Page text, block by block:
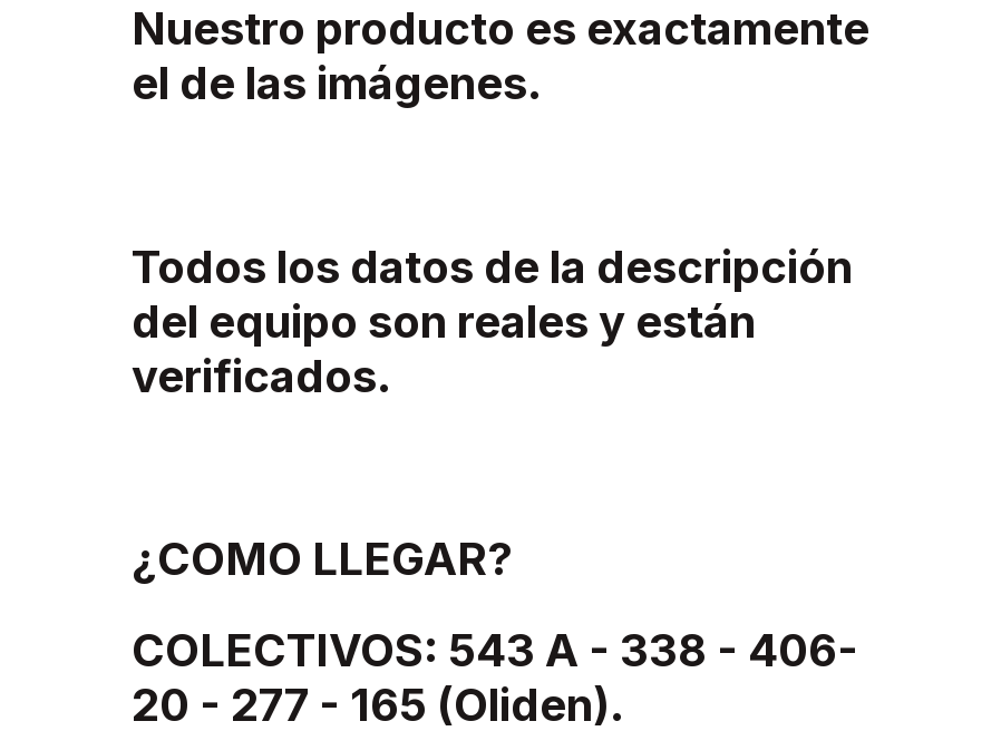
Nuestro producto es exactamente
el de las imágenes.
Todos los datos de la descripción
del equipo son reales y están
verificados.
¿COMO LLEGAR?
COLECTIVOS: 543 A - 338 - 406-
20 - 277 - 165 (Oliden).